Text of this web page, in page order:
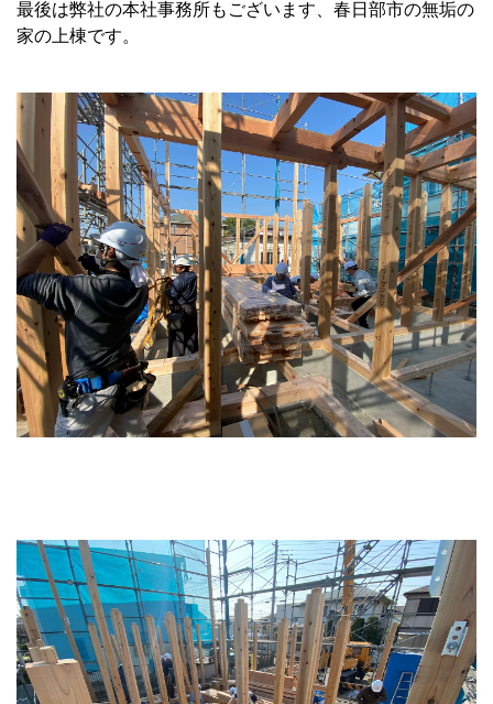
最後は弊社の本社事務所もございます、春日部市の無垢の
家の上棟です。